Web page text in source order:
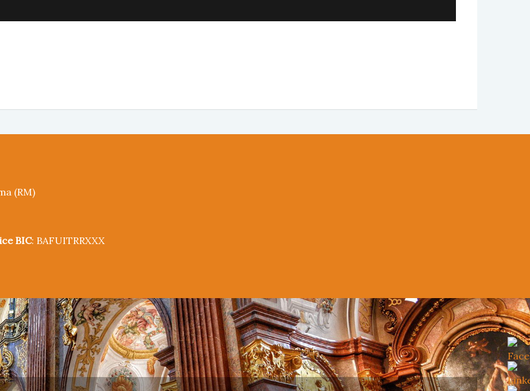
(RM)
BIC: BAFUITRRXXX